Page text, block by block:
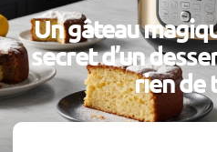
Un gâteau
secret d’un
rien de